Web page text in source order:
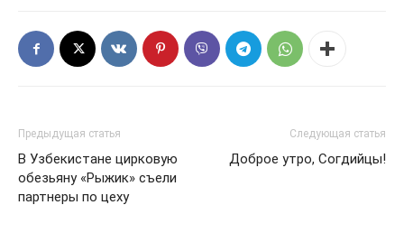
Предыдущая статья
В Узбекистане цирковую
обезьяну «Рыжик» съели
партнеры по цеху
Следующая статья
Доброе утро, Согдийцы!